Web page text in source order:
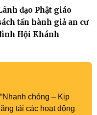
đạo Phật giáo
tấn hành giả an cư
Hội Khánh
chóng – Kịp
tải các hoạt động